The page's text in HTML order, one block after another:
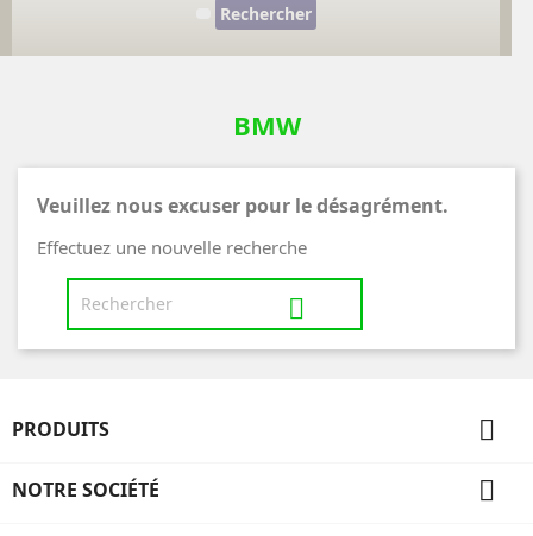
Rechercher
BMW
Veuillez nous excuser pour le désagrément.
Effectuez une nouvelle recherche

PRODUITS 
NOTRE SOCIÉTÉ
